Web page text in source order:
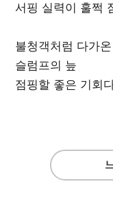
서핑 실력이 훌쩍
불청객처럼 다가온
슬럼프의 늪
점핑할 좋은 기회